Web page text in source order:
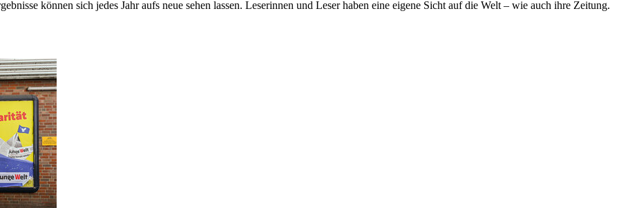
können sich jedes Jahr aufs neue sehen lassen. Leserinnen und Leser haben eine eigene Sicht auf die Welt – wie auch ihre Zeitung.